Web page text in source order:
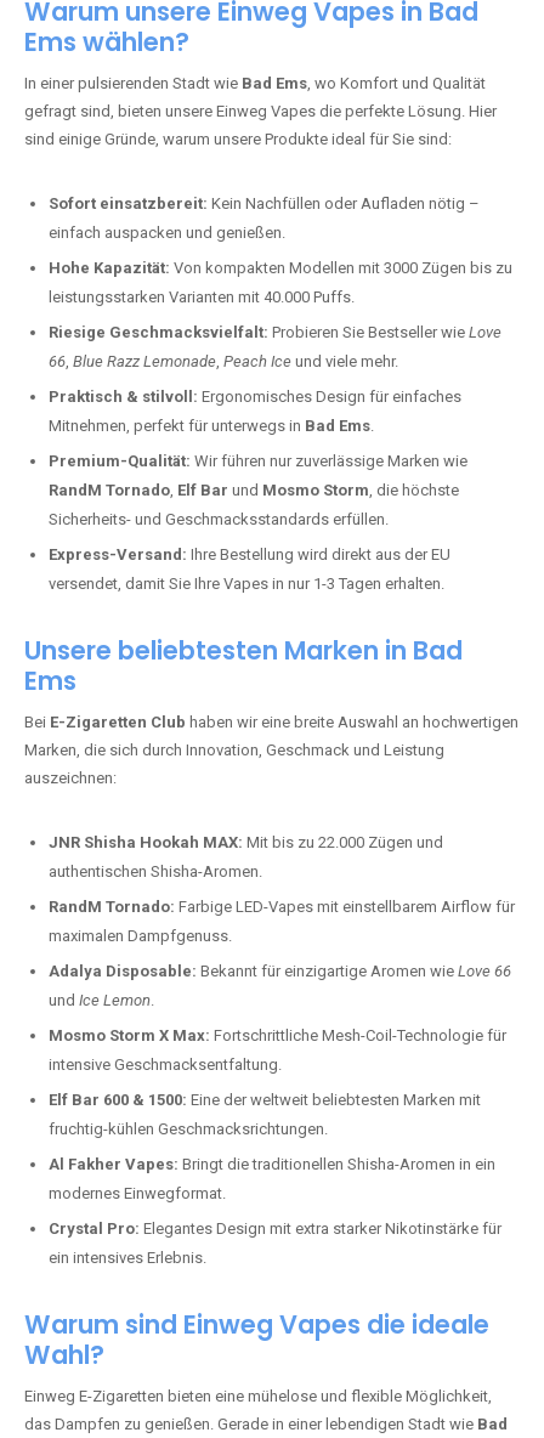
Warum unsere Einweg Vapes in Bad
Ems wählen?
In einer pulsierenden Stadt wie Bad Ems, wo Komfort und Qualität
gefragt sind, bieten unsere Einweg Vapes die perfekte Lösung. Hier
sind einige Gründe, warum unsere Produkte ideal für Sie sind:
Sofort einsatzbereit: Kein Nachfüllen oder Aufladen nötig –
einfach auspacken und genießen.
Hohe Kapazität: Von kompakten Modellen mit 3000 Zügen bis zu
leistungsstarken Varianten mit 40.000 Puffs.
Riesige Geschmacksvielfalt: Probieren Sie Bestseller wie Love
66, Blue Razz Lemonade, Peach Ice und viele mehr.
Praktisch & stilvoll: Ergonomisches Design für einfaches
Mitnehmen, perfekt für unterwegs in Bad Ems.
Premium-Qualität: Wir führen nur zuverlässige Marken wie
RandM Tornado, Elf Bar und Mosmo Storm, die höchste
Sicherheits- und Geschmacksstandards erfüllen.
Express-Versand: Ihre Bestellung wird direkt aus der EU
versendet, damit Sie Ihre Vapes in nur 1-3 Tagen erhalten.
Unsere beliebtesten Marken in Bad
Ems
Bei E-Zigaretten Club haben wir eine breite Auswahl an hochwertigen
Marken, die sich durch Innovation, Geschmack und Leistung
auszeichnen:
JNR Shisha Hookah MAX: Mit bis zu 22.000 Zügen und
authentischen Shisha-Aromen.
RandM Tornado: Farbige LED-Vapes mit einstellbarem Airflow für
maximalen Dampfgenuss.
Adalya Disposable: Bekannt für einzigartige Aromen wie Love 66
und Ice Lemon.
Mosmo Storm X Max: Fortschrittliche Mesh-Coil-Technologie für
intensive Geschmacksentfaltung.
Elf Bar 600 & 1500: Eine der weltweit beliebtesten Marken mit
fruchtig-kühlen Geschmacksrichtungen.
Al Fakher Vapes: Bringt die traditionellen Shisha-Aromen in ein
modernes Einwegformat.
Crystal Pro: Elegantes Design mit extra starker Nikotinstärke für
ein intensives Erlebnis.
Warum sind Einweg Vapes die ideale
Wahl?
Einweg E-Zigaretten bieten eine mühelose und flexible Möglichkeit,
das Dampfen zu genießen. Gerade in einer lebendigen Stadt wie Bad